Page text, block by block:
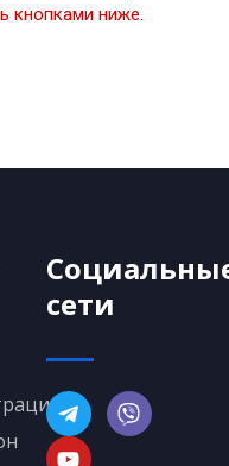
кнопками ниже.
сети